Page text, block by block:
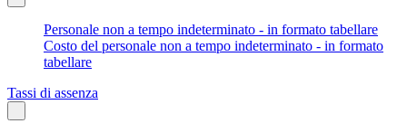
Personale non a tempo indeterminato - in formato tabellare
Costo del personale non a tempo indeterminato - in formato
tabellare
Tassi di assenza